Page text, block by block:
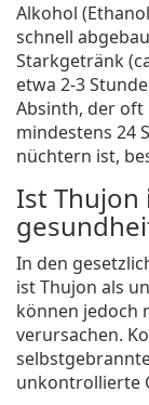
Alkohol
schnell
Starkgetränk
etwa 2-3
Absinth, der oft
mindestens 24
nüchtern ist,
Ist Thujon
In den
ist Thujon als
können jedoch
verursachen.
unkontrollierte